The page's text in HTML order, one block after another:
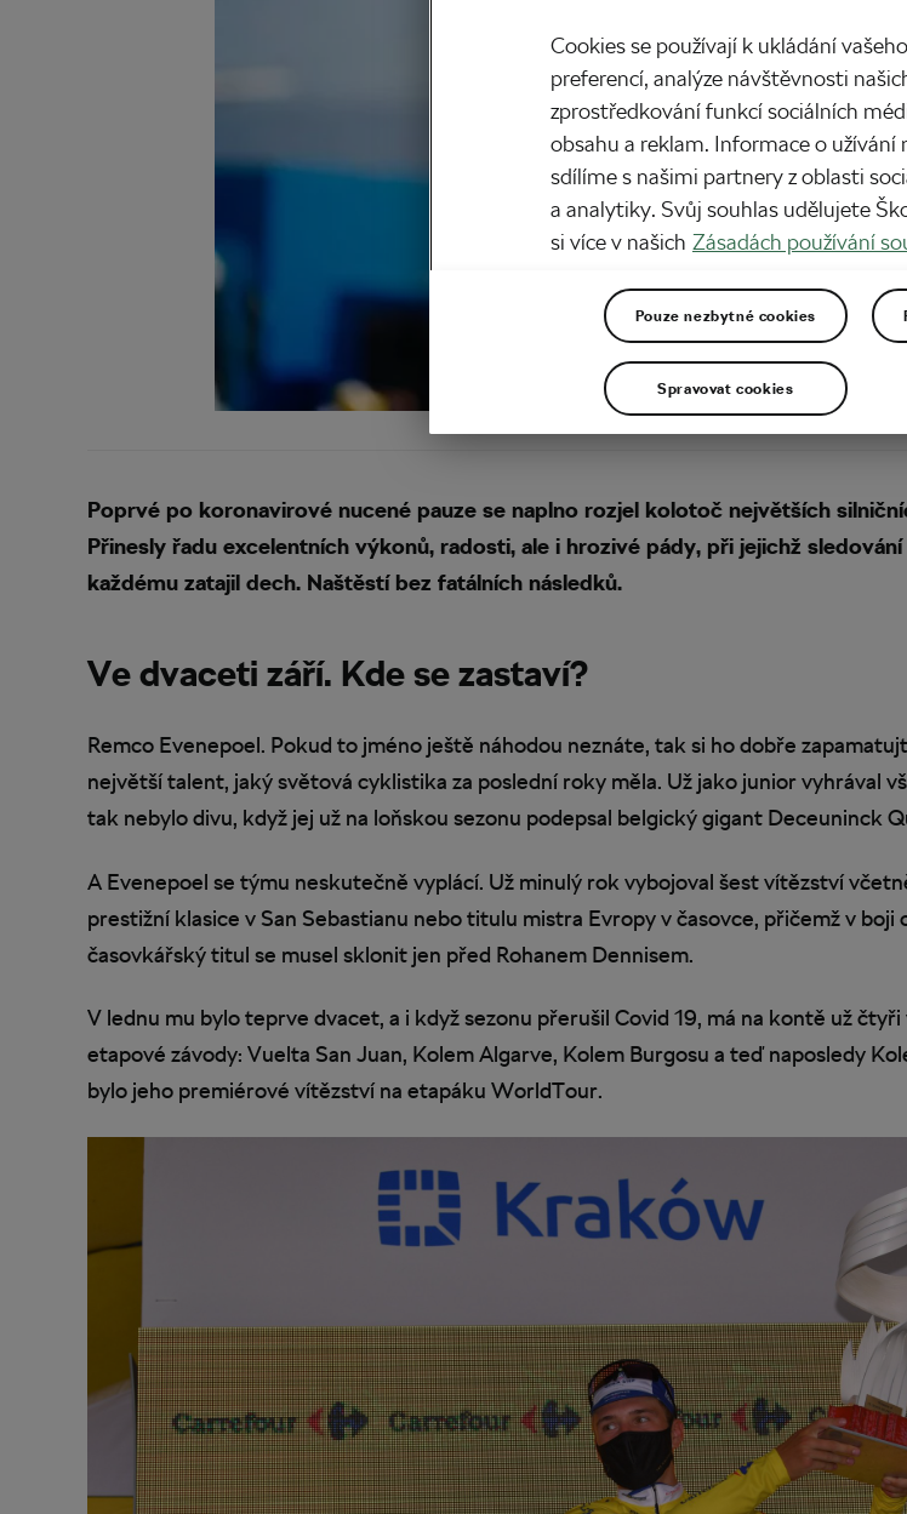
Poprvé po koronavirové nucené pauze se naplno rozjel kolotoč největších
Přinesly řadu excelentních výkonů, radosti, ale i hrozivé pády, při jejichž sledování
každému zatajil dech. Naštěstí bez fatálních následků.
Ve dvaceti září. Kde se zastaví?
Remco Evenepoel. Pokud to jméno ještě náhodou neznáte, tak si ho dobře
největší talent, jaký světová cyklistika za poslední roky měla. Už jako junior vyhrával
tak nebylo divu, když jej už na loňskou sezonu podepsal belgický gigant Deceuninck
A Evenepoel se týmu neskutečně vyplácí. Už minulý rok vybojoval šest vítězství
prestižní klasice v San Sebastianu nebo titulu mistra Evropy v časovce, přičemž v boji
časovkářský titul se musel sklonit jen před Rohanem Dennisem.
V lednu mu bylo teprve dvacet, a i když sezonu přerušil Covid 19, má na kontě už čtyři
etapové závody: Vuelta San Juan, Kolem Algarve, Kolem Burgosu a teď naposledy
bylo jeho premiérové vítězství na etapáku WorldTour.
Cookies se používají k ukládání
preferencí, analýze návštěvnosti
zprostředkování funkcí sociálních
obsahu a reklam. Informace o užívání
sdílíme s našimi partnery z oblasti
a analytiky. Svůj souhlas udělujete
si více v našich Zásadách používání
Pouze nezbytné cookies
Spravovat cookies